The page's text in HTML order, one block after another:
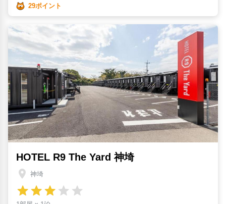
29ポイント
HOTEL R9 The Yard 神埼
神埼